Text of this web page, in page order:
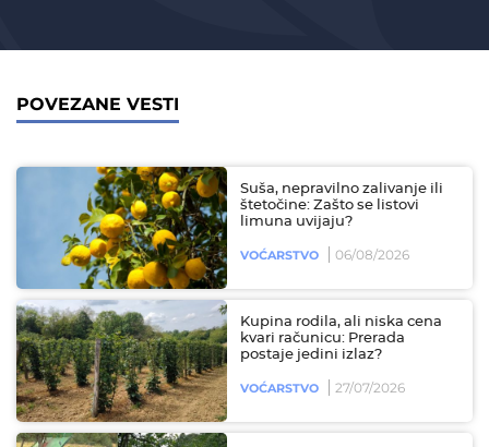
POVEZANE VESTI
Suša, nepravilno zalivanje ili
štetočine: Zašto se listovi
limuna uvijaju?
VOĆARSTVO 06/08/2026
Kupina rodila, ali niska cena
kvari računicu: Prerada
postaje jedini izlaz?
VOĆARSTVO 27/07/2026